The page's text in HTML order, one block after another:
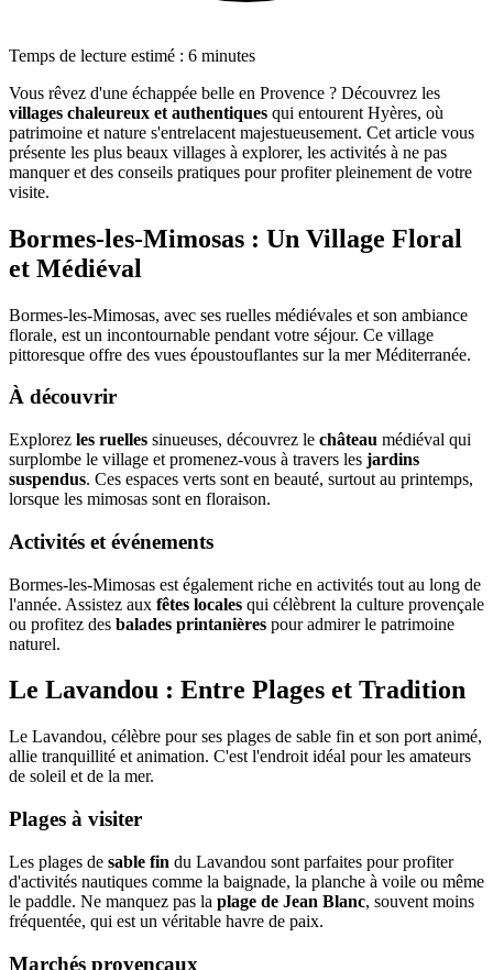
Temps de lecture estimé : 6 minutes
Vous rêvez d'une échappée belle en Provence ? Découvrez les
villages chaleureux et authentiques qui entourent Hyères, où
patrimoine et nature s'entrelacent majestueusement. Cet article vous
présente les plus beaux villages à explorer, les activités à ne pas
manquer et des conseils pratiques pour profiter pleinement de votre
visite.
Bormes-les-Mimosas : Un Village Floral
et Médiéval
Bormes-les-Mimosas, avec ses ruelles médiévales et son ambiance
florale, est un incontournable pendant votre séjour. Ce village
pittoresque offre des vues époustouflantes sur la mer Méditerranée.
À découvrir
Explorez les ruelles sinueuses, découvrez le château médiéval qui
surplombe le village et promenez-vous à travers les jardins
suspendus. Ces espaces verts sont en beauté, surtout au printemps,
lorsque les mimosas sont en floraison.
Activités et événements
Bormes-les-Mimosas est également riche en activités tout au long de
l'année. Assistez aux fêtes locales qui célèbrent la culture provençale
ou profitez des balades printanières pour admirer le patrimoine
naturel.
Le Lavandou : Entre Plages et Tradition
Le Lavandou, célèbre pour ses plages de sable fin et son port animé,
allie tranquillité et animation. C'est l'endroit idéal pour les amateurs
de soleil et de la mer.
Plages à visiter
Les plages de sable fin du Lavandou sont parfaites pour profiter
d'activités nautiques comme la baignade, la planche à voile ou même
le paddle. Ne manquez pas la plage de Jean Blanc, souvent moins
fréquentée, qui est un véritable havre de paix.
Marchés provençaux